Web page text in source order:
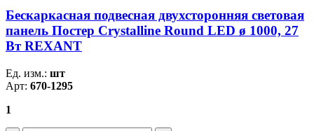
Бескаркасная подвесная двухсторонняя световая
панель Постер Crystalline Round LED ø 1000, 27
Вт REXANT
Ед. изм.: шт
Арт: 670-1295
1